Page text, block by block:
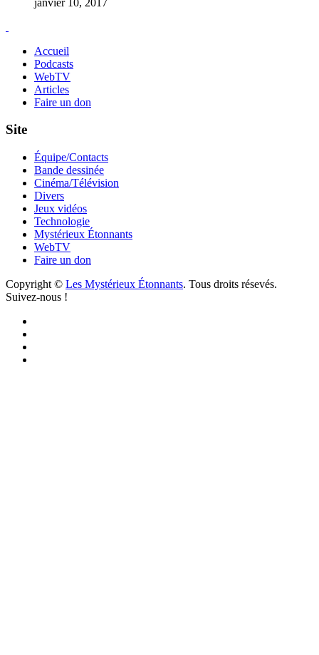
Accueil
Podcasts
WebTV
Articles
Faire un don
Site
Équipe/Contacts
Bande dessinée
Cinéma/Télévision
Divers
Jeux vidéos
Technologie
Mystérieux Étonnants
WebTV
Faire un don
Copyright © Les Mystérieux Étonnants. Tous droits résevés.
Suivez-nous !